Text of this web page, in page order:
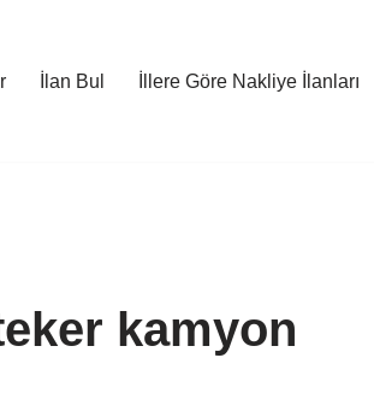
İlan Bul İllere Göre Nakliye İlanları
kamyon